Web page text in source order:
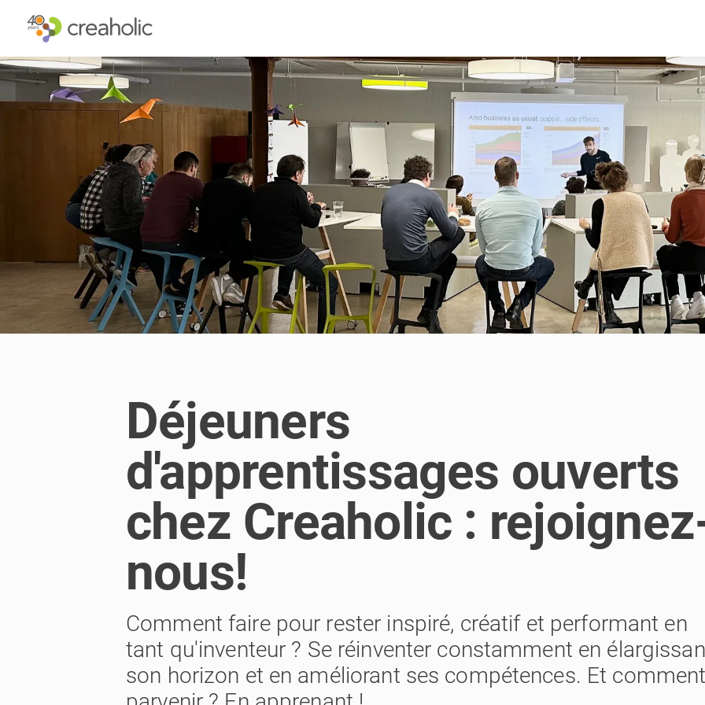
RELEVANCE
FUTURE PROOFING
STRATÉGIE D’INNOVATION
FUTURE THINKING
L’EXPÉRIENCE CLIENT
CULTURE
DÉVELOPPEMENT DE PRODUITS
DESIGN DE SERVICES
NOUVELLES TECHNOLOGIES
FORMATION À L'INNOVATION
CHECKPOINT DE LA CULTURE
FEEDBACK
NOS ESPACES
Déjeuners
d'apprentissages ouverts
chez Creaholic :
nous!
Comment faire pour rester inspiré, créatif et performant en
tant qu'inventeur ? Se réinventer constamment en
son horizon et en améliorant ses compétences. Et